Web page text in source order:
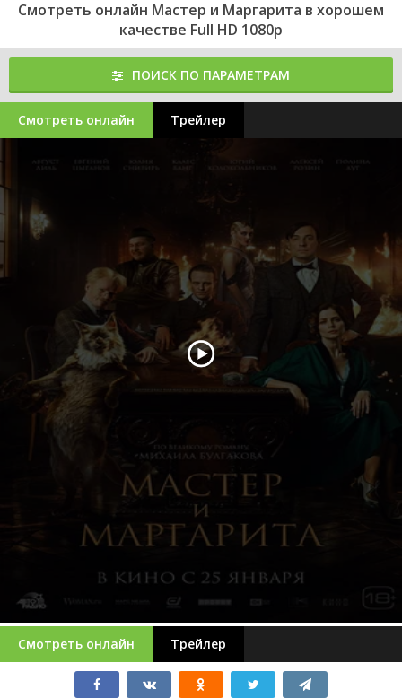
Смотреть онлайн Мастер и Маргарита в хорошем
качестве Full HD 1080p
ПОИСК ПО ПАРАМЕТРАМ
Смотреть онлайн Трейлер
Смотреть онлайн Трейлер